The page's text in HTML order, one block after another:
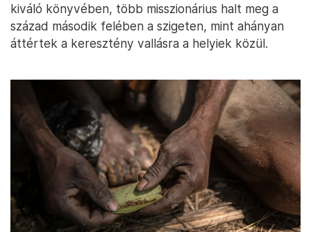
kiváló könyvében, több misszionárius halt meg a
század második felében a szigeten, mint ahányan
áttértek a keresztény vallásra a helyiek közül.